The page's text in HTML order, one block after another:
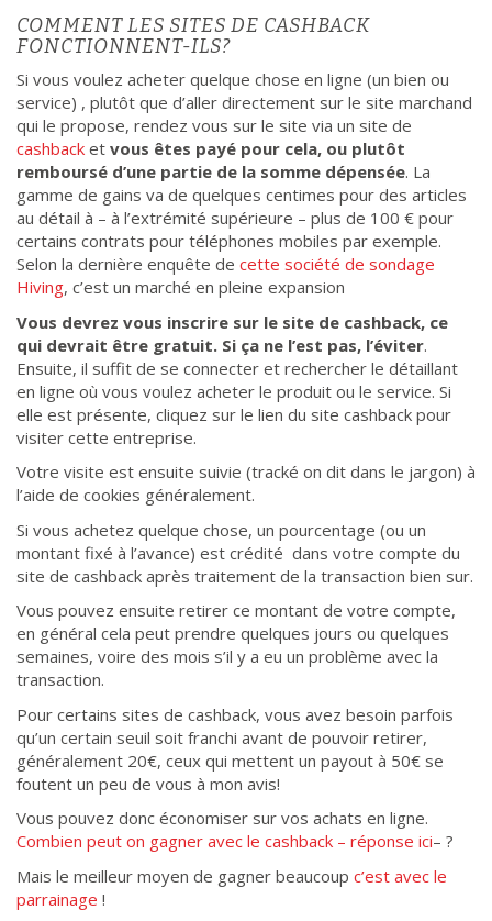
COMMENT LES SITES DE CASHBACK
FONCTIONNENT-ILS?
Si vous voulez acheter quelque chose en ligne (un bien ou
service) , plutôt que d’aller directement sur le site marchand
qui le propose, rendez vous sur le site via un site de
cashback et vous êtes payé pour cela, ou plutôt
remboursé d’une partie de la somme dépensée. La
gamme de gains va de quelques centimes pour des articles
au détail à – à l’extrémité supérieure – plus de 100 € pour
certains contrats pour téléphones mobiles par exemple.
Selon la dernière enquête de cette société de sondage
Hiving, c’est un marché en pleine expansion
Vous devrez vous inscrire sur le site de cashback, ce
qui devrait être gratuit. Si ça ne l’est pas, l’éviter.
Ensuite, il suffit de se connecter et rechercher le détaillant
en ligne où vous voulez acheter le produit ou le service. Si
elle est présente, cliquez sur le lien du site cashback pour
visiter cette entreprise.
Votre visite est ensuite suivie (tracké on dit dans le jargon) à
l’aide de cookies généralement.
Si vous achetez quelque chose, un pourcentage (ou un
montant fixé à l’avance) est crédité dans votre compte du
site de cashback après traitement de la transaction bien sur.
Vous pouvez ensuite retirer ce montant de votre compte,
en général cela peut prendre quelques jours ou quelques
semaines, voire des mois s’il y a eu un problème avec la
transaction.
Pour certains sites de cashback, vous avez besoin parfois
qu’un certain seuil soit franchi avant de pouvoir retirer,
généralement 20€, ceux qui mettent un payout à 50€ se
foutent un peu de vous à mon avis!
Vous pouvez donc économiser sur vos achats en ligne.
Combien peut on gagner avec le cashback – réponse ici– ?
Mais le meilleur moyen de gagner beaucoup c’est avec le
parrainage !